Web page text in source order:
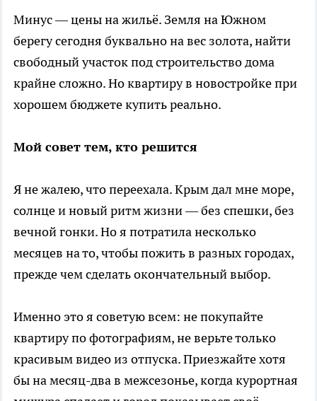
Минус — цены на жильё. Земля на Южном
берегу сегодня буквально на вес золота, найти
свободный участок под строительство дома
крайне сложно. Но квартиру в новостройке при
хорошем бюджете купить реально.
Мой совет тем, кто решится
Я не жалею, что переехала. Крым дал мне море,
солнце и новый ритм жизни — без спешки, без
вечной гонки. Но я потратила несколько
месяцев на то, чтобы пожить в разных городах,
прежде чем сделать окончательный выбор.
Именно это я советую всем: не покупайте
квартиру по фотографиям, не верьте только
красивым видео из отпуска. Приезжайте хотя
бы на месяц-два в межсезонье, когда курортная